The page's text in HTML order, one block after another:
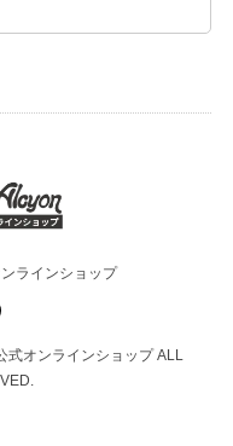
ラインショップ
オンラインショップ ALL